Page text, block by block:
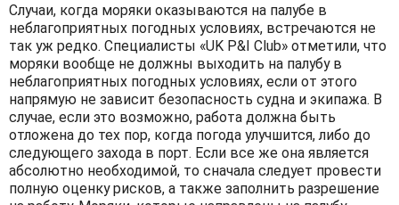
Случаи, когда моряки оказываются на палубе в
неблагоприятных погодных условиях, встречаются не
так уж редко. Специалисты «UK P&I Club» отметили, что
моряки вообще не должны выходить на палубу в
неблагоприятных погодных условиях, если от этого
напрямую не зависит безопасность судна и экипажа. В
случае, если это возможно, работа должна быть
отложена до тех пор, когда погода улучшится, либо до
следующего захода в порт. Если все же она является
абсолютно необходимой, то сначала следует провести
полную оценку рисков, а также заполнить разрешение